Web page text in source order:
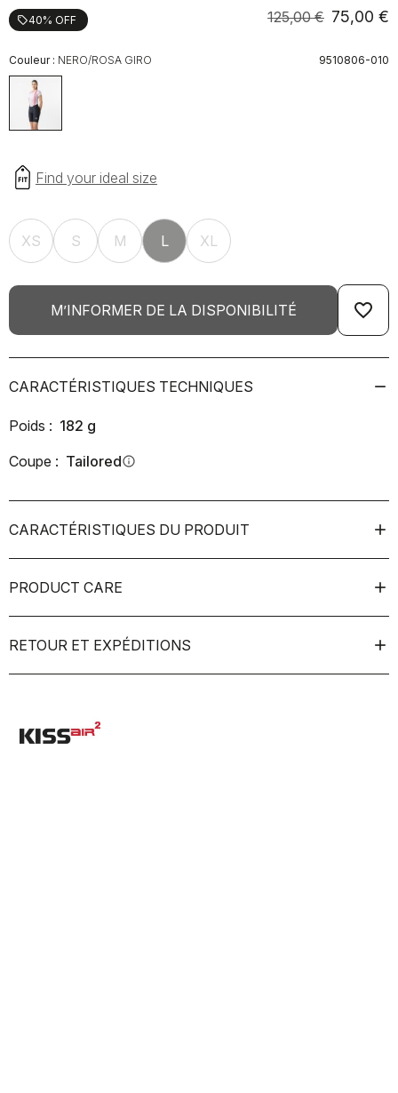
local_offer40% OFF 125,00 € 75,00 €
Couleur : NERO/ROSA GIRO 9510806-010
XS S M L XL
M’INFORMER DE LA DISPONIBILITÉ favorite_border
CARACTÉRISTIQUES TECHNIQUES
Poids : 182 g
Coupe : Tailoredinfo
CARACTÉRISTIQUES DU PRODUIT
PRODUCT CARE
RETOUR ET EXPÉDITIONS